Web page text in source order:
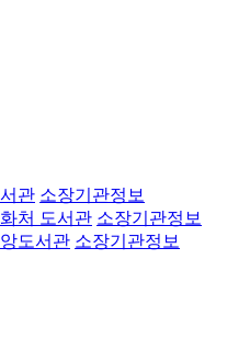
관 소장기관정보
처 도서관 소장기관정보
도서관 소장기관정보